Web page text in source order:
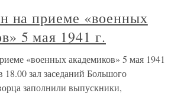
на приеме «военных
5 мая 1941 г.
«военных академиков» 5 мая 1941
18.00 зал заседаний Большого
заполнили выпускники,